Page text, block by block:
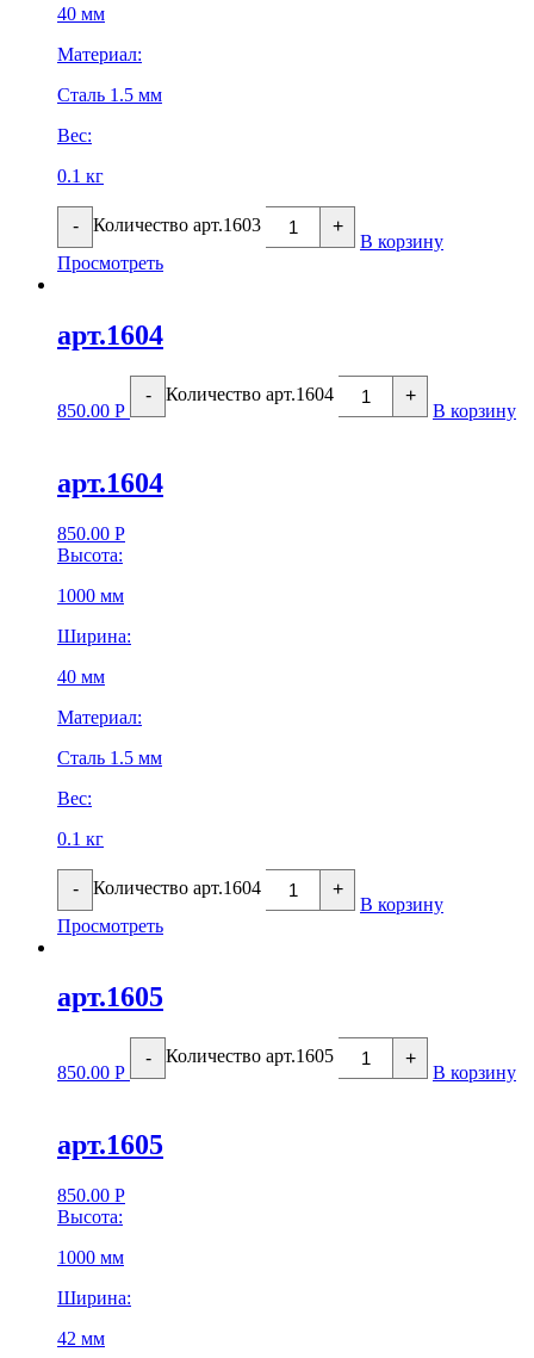
40 мм
Материал:
Сталь 1.5 мм
Вес:
0.1 кг
- Количество арт.1603 +
В корзину
Просмотреть
арт.1604
850.00 Р
- Количество арт.1604 +
В корзину
арт.1604
850.00 Р
Высота:
1000 мм
Ширина:
40 мм
Материал:
Сталь 1.5 мм
Вес:
0.1 кг
- Количество арт.1604 +
В корзину
Просмотреть
арт.1605
850.00 Р
- Количество арт.1605 +
В корзину
арт.1605
850.00 Р
Высота:
1000 мм
Ширина:
42 мм